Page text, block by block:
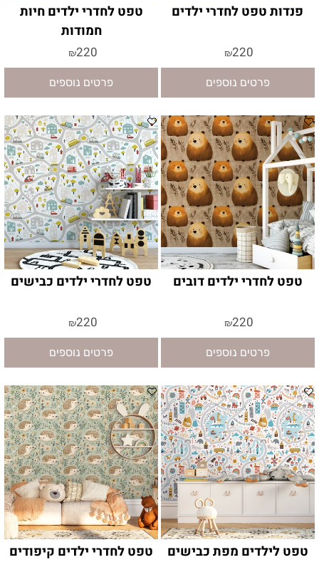
פנדות טפט לחדרי ילדים
₪220
פרטים נוספים
טפט לחדרי ילדים חיות
חמודות
₪220
פרטים נוספים
טפט לחדרי ילדים דובים
₪220
פרטים נוספים
טפט לחדרי ילדים כבישים
₪220
פרטים נוספים
טפט לילדים מפת כבישים טפט לחדרי ילדים קיפודים